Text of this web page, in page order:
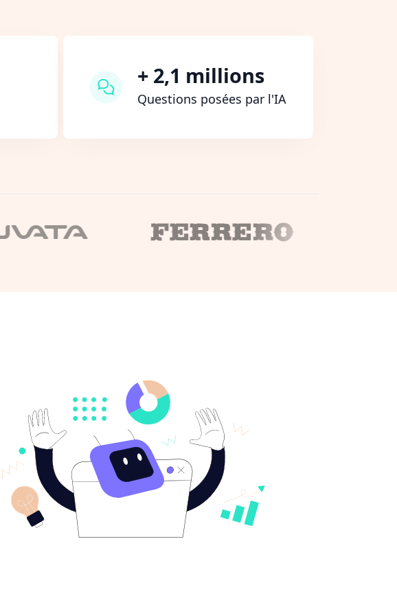
+ 2,1 millions
Questions posées par l'IA